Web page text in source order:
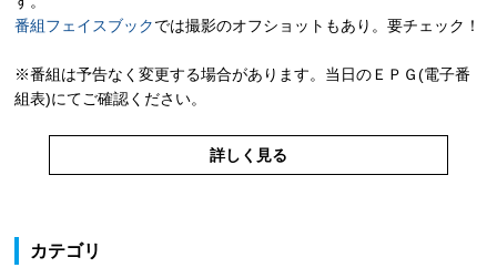
番組フェイスブックでは撮影のオフショットもあり。要チェック！
※番組は予告なく変更する場合があります。当日のＥＰＧ(電子番
組表)にてご確認ください。
詳しく見る
カテゴリ